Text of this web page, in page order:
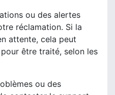
ou des alertes
réclamation. Si la
attente, cela peut
être traité, selon les
ou des